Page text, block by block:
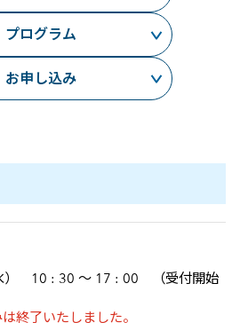
プログラム
お申し込み
） 10 : 30 ～ 17 : 00 （受付開始
終了いたしました。